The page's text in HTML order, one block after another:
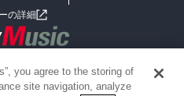
小説
海外小説
SF
の詳細
Entertainment(Japan) Inc.
Japan domestic market only
you agree to the storing of
site navigation, analyze